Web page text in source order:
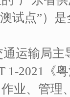
试点”）
通运输局
1-2021《
业、管理